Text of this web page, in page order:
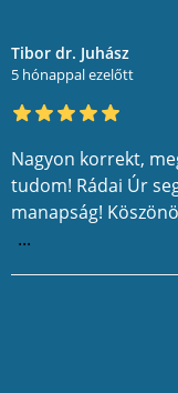
Tibor dr. Juhász
5 hónappal ezelőtt
Nagyon korrekt,
tudom! Rádai Úr
manapság!
...